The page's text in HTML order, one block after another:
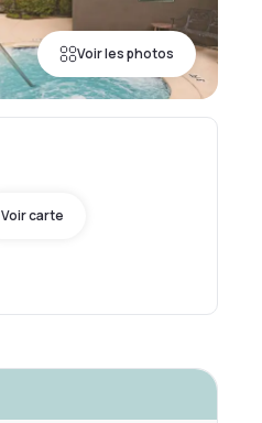
Voir les photos
Voir carte